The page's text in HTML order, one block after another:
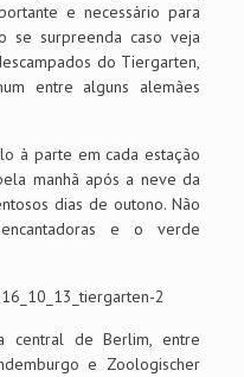
e necessário para
se surpreenda caso veja
do Tiergarten,
entre alguns alemães
à parte em cada estação
manhã após a neve da
dias de outono. Não
e o verde
central de Berlim, entre
e Zoologischer